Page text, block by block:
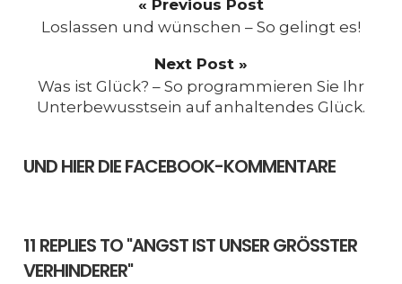
« Previous Post
Loslassen und wünschen – So gelingt es!
Next Post »
Was ist Glück? – So programmieren Sie Ihr
Unterbewusstsein auf anhaltendes Glück.
UND HIER DIE FACEBOOK-KOMMENTARE
11 REPLIES TO "ANGST IST UNSER GRÖSSTER V
ERHINDERER"